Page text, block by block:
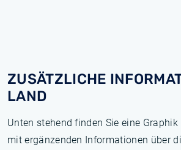
ZUSÄTZLICHE
LAND
Unten stehend finden Sie eine
mit ergänzenden Informationen über